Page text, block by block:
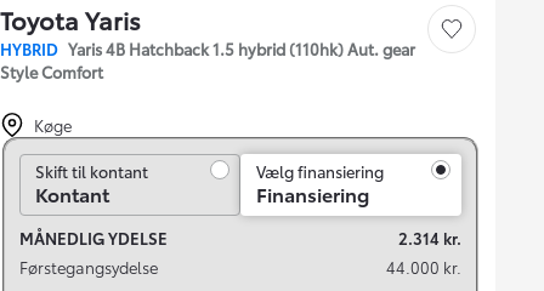
Toyota Yaris
HYBRID Yaris 4B Hatchback 1.5 hybrid (110hk) Aut. gear
Style Comfort
Gem bil
Køge
Skift til kontant
Skift til kontant
Kontant
Vælg finansiering
Finansiering
MÅNEDLIG YDELSE
2.314 kr.
Førstegangsydelse
44.000 kr.